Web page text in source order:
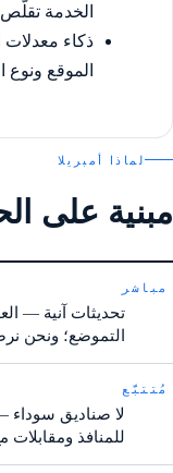
الخدمة تقلّص
ذكاء
الموقع ونوع
لماذا أمبريلا
مبنية على
مباشر
تحديثات آنية —
التموضع؛ ونحن
مُتتبَّع
لا صناديق سوداء
للمنافذ ومقابلات